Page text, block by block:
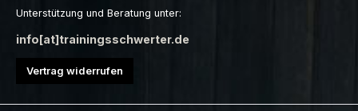
Unterstützung und Beratung unter:
info[at]trainingsschwerter.de
Vertrag widerrufen